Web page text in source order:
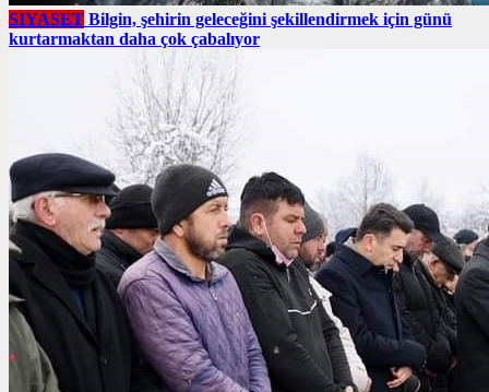
SIYASET Bilgin, şehirin geleceğini şekillendirmek için günü
kurtarmaktan daha çok çabalıyor